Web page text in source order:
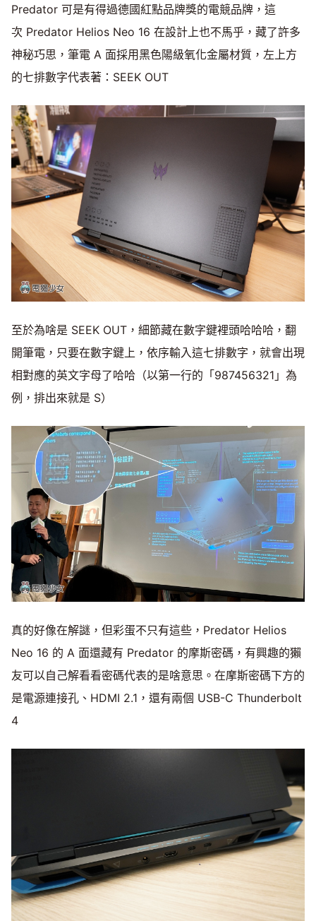
Mute
Predator 可是有得過德國紅點品牌獎的電競品牌，這
次 Predator Helios Neo 16 在設計上也不馬乎，藏了許多
神秘巧思，筆電 A 面採用黑色陽級氧化金屬材質，左上方
的七排數字代表著：SEEK OUT
至於為啥是 SEEK OUT，細節藏在數字鍵裡頭哈哈哈，翻
開筆電，只要在數字鍵上，依序輸入這七排數字，就會出現
相對應的英文字母了哈哈（以第一行的「987456321」為
例，排出來就是 S）
真的好像在解謎，但彩蛋不只有這些，Predator Helios
Neo 16 的 A 面還藏有 Predator 的摩斯密碼，有興趣的獺
友可以自己解看看密碼代表的是啥意思。在摩斯密碼下方的
是電源連接孔、HDMI 2.1，還有兩個 USB-C Thunderbolt
4